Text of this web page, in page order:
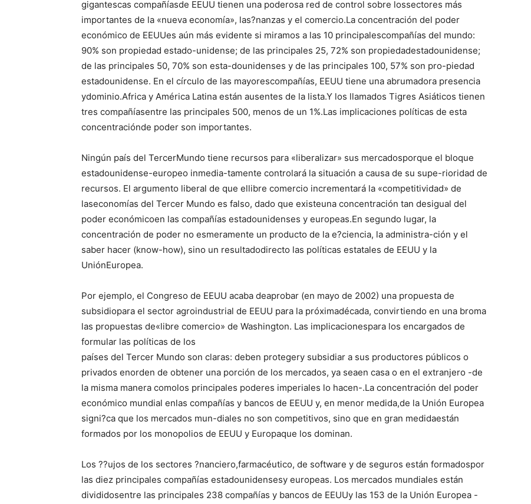
gigantescas compañíasde EEUU tienen una poderosa red de control sobre lossectores más
importantes de la «nueva economía», las?nanzas y el comercio.La concentración del poder
económico de EEUUes aún más evidente si miramos a las 10 principalescompañías del mundo:
90% son propiedad estado-unidense; de las principales 25, 72% son propiedadestadounidense;
de las principales 50, 70% son esta-dounidenses y de las principales 100, 57% son pro-piedad
estadounidense. En el círculo de las mayorescompañías, EEUU tiene una abrumadora presencia
ydominio.Africa y América Latina están ausentes de la lista.Y los llamados Tigres Asiáticos tienen
tres compañíasentre las principales 500, menos de un 1%.Las implicaciones políticas de esta
concentraciónde poder son importantes.
Ningún país del TercerMundo tiene recursos para «liberalizar» sus mercadosporque el bloque
estadounidense-europeo inmedia-tamente controlará la situación a causa de su supe-rioridad de
recursos. El argumento liberal de que ellibre comercio incrementará la «competitividad» de
laseconomías del Tercer Mundo es falso, dado que existeuna concentración tan desigual del
poder económicoen las compañías estadounidenses y europeas.En segundo lugar, la
concentración de poder no esmeramente un producto de la e?ciencia, la administra-ción y el
saber hacer (know-how), sino un resultadodirecto las políticas estatales de EEUU y la
UniónEuropea.
Por ejemplo, el Congreso de EEUU acaba deaprobar (en mayo de 2002) una propuesta de
subsidiopara el sector agroindustrial de EEUU para la próximadécada, convirtiendo en una broma
las propuestas de«libre comercio» de Washington. Las implicacionespara los encargados de
formular las políticas de los
países del Tercer Mundo son claras: deben protegery subsidiar a sus productores públicos o
privados enorden de obtener una porción de los mercados, ya seaen casa o en el extranjero -de
la misma manera comolos principales poderes imperiales lo hacen-.La concentración del poder
económico mundial enlas compañías y bancos de EEUU y, en menor medida,de la Unión Europea
signi?ca que los mercados mun-diales no son competitivos, sino que en gran medidaestán
formados por los monopolios de EEUU y Europaque los dominan.
Los ??ujos de los sectores ?nanciero,farmacéutico, de software y de seguros están formadospor
las diez principales compañías estadounidensesy europeas. Los mercados mundiales están
divididosentre las principales 238 compañías y bancos de EEUUy las 153 de la Unión Europea -